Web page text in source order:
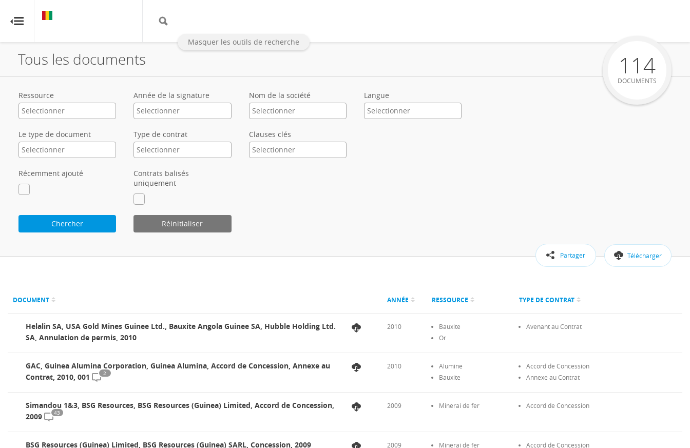
Masquer les outils de recherche
GUINÉE
RESOURCE CONTRACTS
Accueil
FAQ
Guides
Glossaire
Tous les documents
Ressource Année de la signature Nom de la société Langue
Le type de document Type de contrat Clauses clés
Récemment ajouté
Contrats balisés
uniquement
Chercher Réinitialiser
Partager Télécharger
114
DOCUMENTS
DOCUMENT ANNÉE RESSOURCE TYPE DE CONTRAT
Helalin SA, USA Gold Mines Guinee Ltd., Bauxite Angola Guinee SA, Hubble Holding Ltd.
SA, Annulation de permis, 2010
2010
Bauxite
Or
Avenant au Contrat
GAC, Guinea Alumina Corporation, Guinea Alumina, Accord de Concession, Annexe au
Contrat, 2010, 001
2
2010
Alumine
Bauxite
Accord de Concession
Annexe au Contrat
Simandou 1&3, BSG Resources, BSG Resources (Guinea) Limited, Accord de Concession,
2009
43
2009 Minerai de fer Accord de Concession
BSG Resources (Guinea) Limited, BSG Resources (Guinea) SARL, Concession, 2009 2009 Minerai de fer Accord de Concession